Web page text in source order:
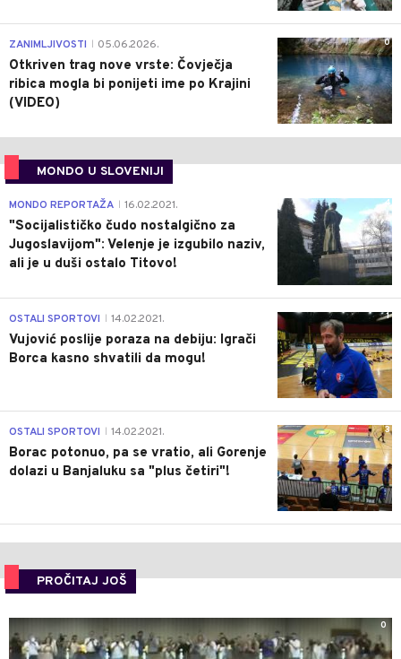
0
ZANIMLJIVOSTI 05.06.2026.
Otkriven trag nove vrste: Čovječja
ribica mogla bi ponijeti ime po Krajini
(VIDEO)
MONDO U SLOVENIJI
4
MONDO REPORTAŽA 16.02.2021.
"Socijalističko čudo nostalgično za
Jugoslavijom": Velenje je izgubilo naziv,
ali je u duši ostalo Titovo!
1
OSTALI SPORTOVI 14.02.2021.
Vujović poslije poraza na debiju: Igrači
Borca kasno shvatili da mogu!
3
OSTALI SPORTOVI 14.02.2021.
Borac potonuo, pa se vratio, ali Gorenje
dolazi u Banjaluku sa "plus četiri"!
PROČITAJ JOŠ
0